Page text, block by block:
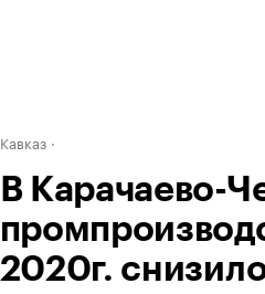
Кавказ
В Карачаево-
2020г.